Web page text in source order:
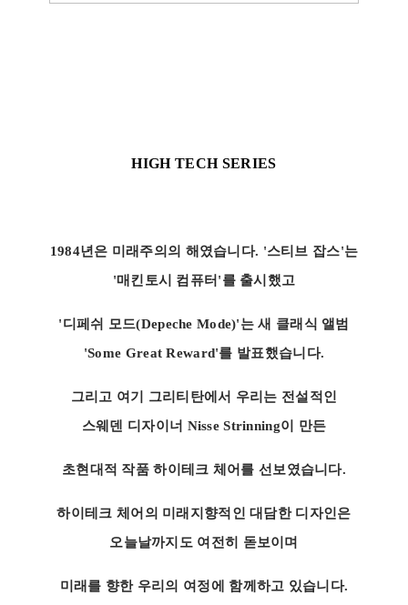
HIGH TECH SERIES
1984년은 미래주의의 해였습니다. '스티브 잡스'는
'매킨토시 컴퓨터'를 출시했고
'디페쉬 모드(Depeche Mode)'는 새 클래식 앨범
'Some Great Reward'를 발표했습니다.
그리고 여기 그리티탄에서 우리는 전설적인
스웨덴 디자이너 Nisse Strinning이 만든
초현대적 작품 하이테크 체어를 선보였습니다.
하이테크 체어의 미래지향적인 대담한 디자인은
오늘날까지도 여전히 돋보이며
미래를 향한 우리의 여정에 함께하고 있습니다.